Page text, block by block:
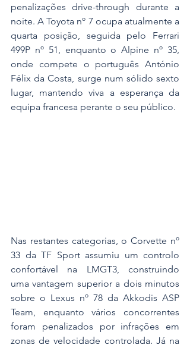
penalizações drive-through durante a
noite. A Toyota nº 7 ocupa atualmente a
quarta posição, seguida pelo Ferrari
499P nº 51, enquanto o Alpine nº 35,
onde compete o português António
Félix da Costa, surge num sólido sexto
lugar, mantendo viva a esperança da
equipa francesa perante o seu público.
Nas restantes categorias, o Corvette nº
33 da TF Sport assumiu um controlo
confortável na LMGT3, construindo
uma vantagem superior a dois minutos
sobre o Lexus nº 78 da Akkodis ASP
Team, enquanto vários concorrentes
foram penalizados por infrações em
zonas de velocidade controlada. Já na